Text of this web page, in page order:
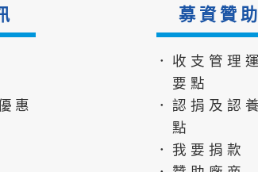
惠
募資贊助
．收支管理
要點
．認捐及認
點
．我要捐款